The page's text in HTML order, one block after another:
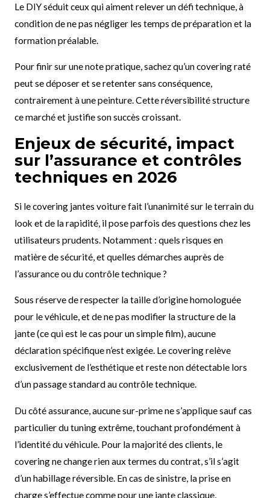
Le DIY séduit ceux qui aiment relever un défi technique, à
condition de ne pas négliger les temps de préparation et la
formation préalable.
Pour finir sur une note pratique, sachez qu’un covering raté
peut se déposer et se retenter sans conséquence,
contrairement à une peinture. Cette réversibilité structure
ce marché et justifie son succès croissant.
Enjeux de sécurité, impact
sur l’assurance et contrôles
techniques en 2026
Si le covering jantes voiture fait l’unanimité sur le terrain du
look et de la rapidité, il pose parfois des questions chez les
utilisateurs prudents. Notamment : quels risques en
matière de sécurité, et quelles démarches auprès de
l’assurance ou du contrôle technique ?
Sous réserve de respecter la taille d’origine homologuée
pour le véhicule, et de ne pas modifier la structure de la
jante (ce qui est le cas pour un simple film), aucune
déclaration spécifique n’est exigée. Le covering relève
exclusivement de l’esthétique et reste non détectable lors
d’un passage standard au contrôle technique.
Du côté assurance, aucune sur-prime ne s’applique sauf cas
particulier du tuning extrême, touchant profondément à
l’identité du véhicule. Pour la majorité des clients, le
covering ne change rien aux termes du contrat, s’il s’agit
d’un habillage réversible. En cas de sinistre, la prise en
charge s’effectue comme pour une jante classique,